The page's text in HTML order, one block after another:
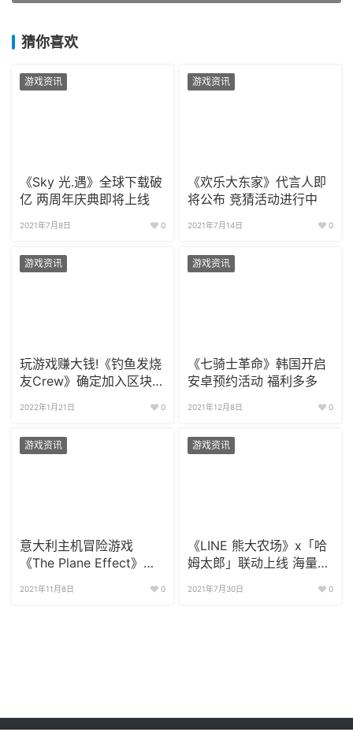
猜你喜欢
游戏资讯
《Sky 光.遇》全球下载破
亿 两周年庆典即将上线
2021年7月8日 0
游戏资讯
《欢乐大东家》代言人即
将公布 竞猜活动进行中
2021年7月14日 0
游戏资讯
玩游戏赚大钱!《钓鱼发烧
友Crew》确定加入区块链
2022年1月21日 0
游戏资讯
《七骑士革命》韩国开启
安卓预约活动 福利多多
2021年12月8日 0
游戏资讯
意大利主机冒险游戏
《The Plane Effect》本
2021年11月8日 0
游戏资讯
《LINE 熊大农场》x「哈
姆太郎」联动上线 海量活
2021年7月30日 0